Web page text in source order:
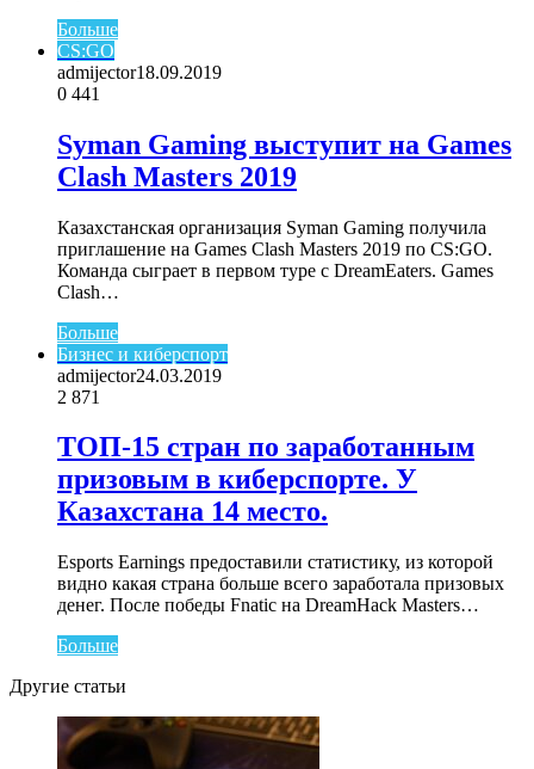
Больше
CS:GO
admijector18.09.2019
0 441
Syman Gaming выступит на Games
Clash Masters 2019
Казахстанская организация Syman Gaming получила
приглашение на Games Clash Masters 2019 по CS:GO.
Команда сыграет в первом туре с DreamEaters. Games
Clash…
Больше
Бизнес и киберспорт
admijector24.03.2019
2 871
ТОП-15 стран по заработанным
призовым в киберспорте. У
Казахстана 14 место.
Esports Earnings предоставили статистику, из которой
видно какая страна больше всего заработала призовых
денег. После победы Fnatic на DreamHack Masters…
Больше
Другие статьи